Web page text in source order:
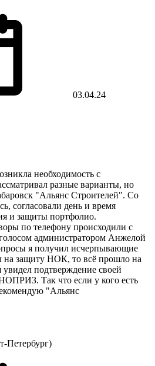
03.04.24
необходимость с
разные варианты, но
"Альянс Строителей". Со
согласовали день и время
и защиты портфолио.
по телефону происходили с
администратором Анжелой
я получил исчерпывающие
на защиту НОК, то всё прошло на
подтверждение своей
Так что если у кого есть
"Альянс
Петербург)